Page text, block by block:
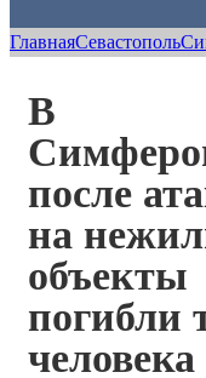
ГлавнаяСевастополь
В
после
на
объекты
погибли
человека